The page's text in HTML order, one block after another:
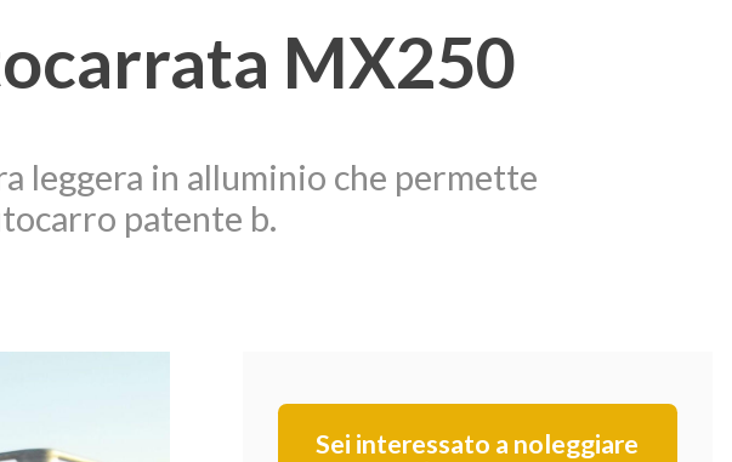
MX250
leggera in alluminio che permette
patente b.
Sei interessato a noleggiare